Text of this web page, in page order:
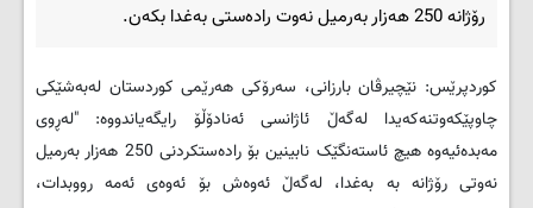
رۆژانە 250 هەزار بەرمیل نەوت رادەستی بەغدا بكەن.
کوردپرێس: نێچیرڤان بارزانی، سەرۆكی هەرێمی كوردستان لەبەشێكی
چاوپێكەوتنەكەیدا لەگەڵ ئاژانسی ئەنادۆڵۆ رایگەیاندووە: "لەڕوی
مەبدەئیەوە هیچ ئاستەنگێک نابینین بۆ رادەستكردنی 250 هەزار بەرمیل
نەوتی رۆژانە بە بەغدا، لەگەڵ ئەوەش بۆ ئەوەی ئەمە رووبدات،